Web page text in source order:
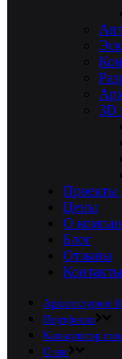
3D
Проекты
Цены
О
Блог
Отзывы
Контакты
Архитектурное
Портфолио
Калькулятор
О нас